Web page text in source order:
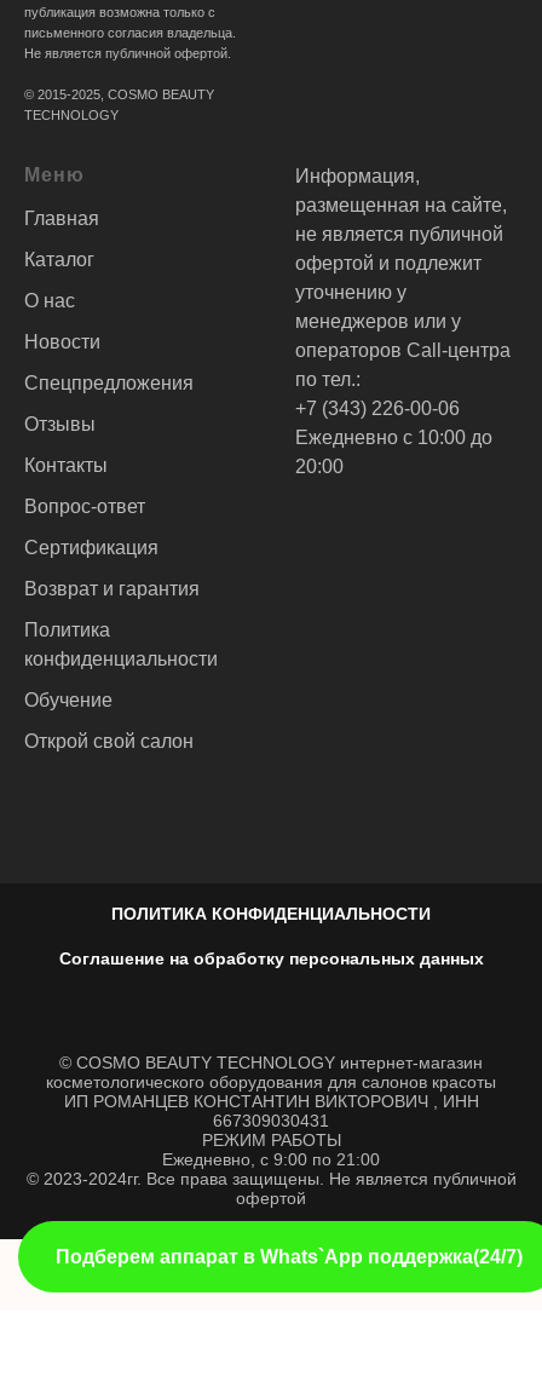
публикация возможна только с
письменного согласия владельца.
Не является публичной офертой.
© 2015-2025, COSMO BEAUTY
TECHNOLOGY
Меню
Главная
Каталог
О нас
Новости
Спецпредложения
Отзывы
Контакты
Вопрос-ответ
Сертификация
Возврат и гарантия
Политика
конфиденциальности
Обучение
Открой свой салон
Информация,
размещенная на сайте,
не является публичной
офертой и подлежит
уточнению у
менеджеров или у
операторов Call-центра
по тел.:
+7 (343) 226-00-06
Ежедневно с 10:00 до
20:00
ПОЛИТИКА КОНФИДЕНЦИАЛЬНОСТИ
Соглашение на обработку персональных данных
© COSMO BEAUTY TECHNOLOGY интернет-магазин
косметологического оборудования для салонов красоты
ИП РОМАНЦЕВ КОНСТАНТИН ВИКТОРОВИЧ , ИНН
667309030431
РЕЖИМ РАБОТЫ
Ежедневно, с 9:00 по 21:00
© 2023-2024гг. Все права защищены. Не является публичной
офертой
Подберем аппарат в Whats`App поддержка(24/7)